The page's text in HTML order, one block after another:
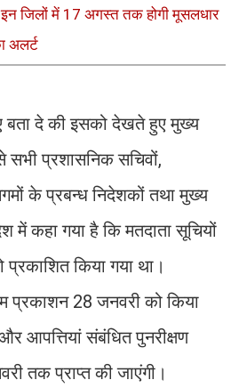
इन जिलों में 17 अगस्त तक होगी मूसलधार
अलर्ट
बता दे की इसको देखते हुए मुख्य
प्रशासनिक सचिवों,
के प्रबन्ध निदेशकों तथा मुख्य
में कहा गया है कि मतदाता सूचियों
किया गया था।
प्रकाशन 28 जनवरी को किया
आपत्तियां संबंधित पुनरीक्षण
तक प्राप्त की जाएंगी।